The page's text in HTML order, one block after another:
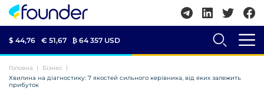
$ 44,76 € 51,67 ₿ 64 357 USD
Головна
Бізнес
Хвилина на діагностику: 7 якостей сильного керівника, від яких залежить
прибуток